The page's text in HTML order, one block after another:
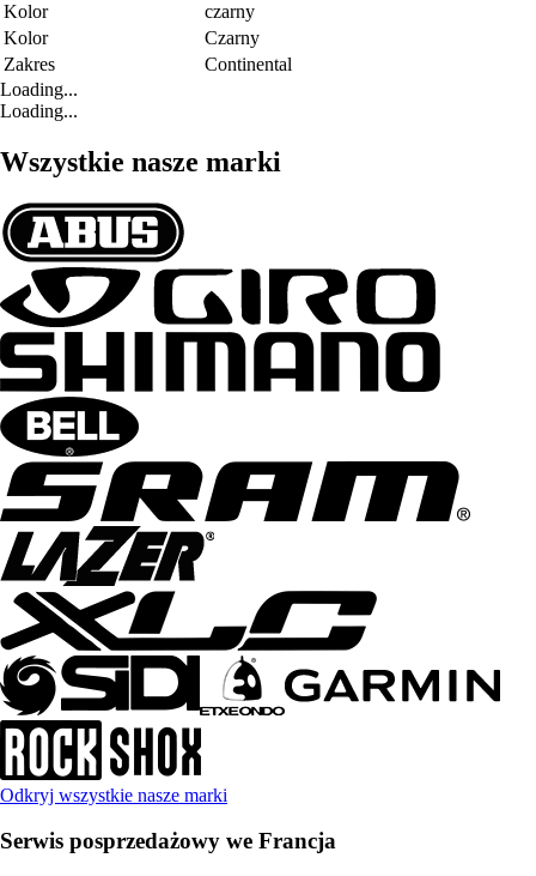
Kolor
czarny
Kolor
Czarny
Zakres
Continental
Loading...
Loading...
Wszystkie nasze marki
Odkryj wszystkie nasze marki
Serwis posprzedażowy we Francja